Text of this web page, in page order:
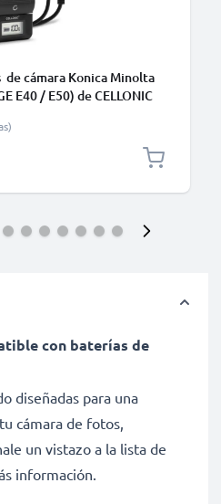
cámara Konica Minolta
E40 / E50) de CELLONIC
con baterías de
diseñadas para una
cámara de fotos,
un vistazo a la lista de
información.